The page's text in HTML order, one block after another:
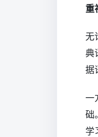
重
无
典
据
一
础
学